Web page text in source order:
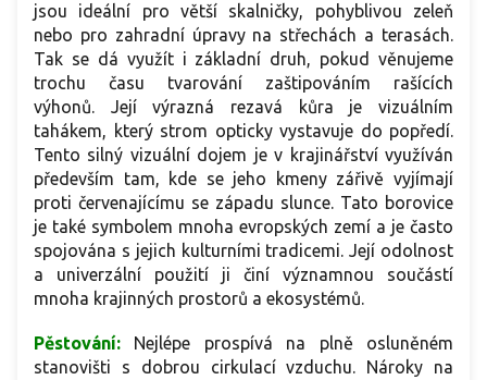
jsou ideální pro větší skalničky, pohyblivou zeleň
nebo pro zahradní úpravy na střechách a terasách.
Tak se dá využít i základní druh, pokud věnujeme
trochu času tvarování zaštipováním rašících
výhonů. Její výrazná rezavá kůra je vizuálním
tahákem, který strom opticky vystavuje do popředí.
Tento silný vizuální dojem je v krajinářství využíván
především tam, kde se jeho kmeny zářivě vyjímají
proti červenajícímu se západu slunce. Tato borovice
je také symbolem mnoha evropských zemí a je často
spojována s jejich kulturními tradicemi. Její odolnost
a univerzální použití ji činí významnou součástí
mnoha krajinných prostorů a ekosystémů.
Pěstování: Nejlépe prospívá na plně osluněném
stanovišti s dobrou cirkulací vzduchu. Nároky na